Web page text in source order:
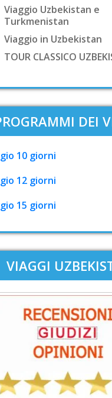
Viaggio Uzbekistan e
Turkmenistan
Viaggio in Uzbekistan
TOUR CLASSICO
DEI
10 giorni
12 giorni
15 giorni
VIAGGI